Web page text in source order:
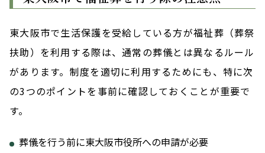
東大阪市で生活保護を受給している方が福祉葬（葬祭
扶助）を利用する際は、通常の葬儀とは異なるルール
があります。制度を適切に利用するためにも、特に次
の3つのポイントを事前に確認しておくことが重要で
す。
葬儀を行う前に東大阪市役所への申請が必要